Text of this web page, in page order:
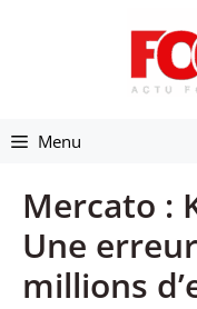
Menu
Mercato :
Une
millions